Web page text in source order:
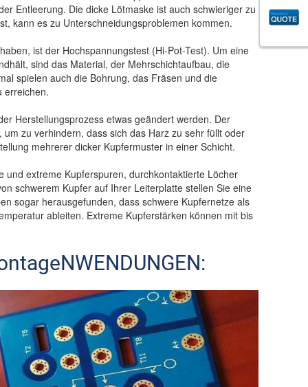
Entleerung. Die dicke Lötmaske ist auch schwieriger zu
kann es zu Unterschneidungsproblemen kommen.
ist der Hochspannungstest (Hi-Pot-Test). Um eine
sind das Material, der Mehrschichtaufbau, die
spielen auch die Bohrung, das Fräsen und die
erreichen.
Herstellungsprozess etwas geändert werden. Der
zu verhindern, dass sich das Harz zu sehr füllt oder
mehrerer dicker Kupfermuster in einer Schicht.
extreme Kupferspuren, durchkontaktierte Löcher
schwerem Kupfer auf Ihrer Leiterplatte stellen Sie eine
sogar herausgefunden, dass schwere Kupfernetze als
ableiten. Extreme Kupferstärken können mit bis